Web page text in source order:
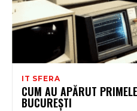
IT SFERA
CUM AU APĂRUT
BUCUREȘTI